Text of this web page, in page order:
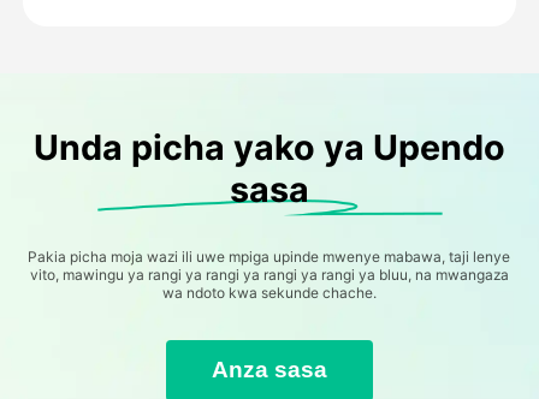
Unda picha yako ya Upendo
sasa
Pakia picha moja wazi ili uwe mpiga upinde mwenye mabawa, taji lenye
vito, mawingu ya rangi ya rangi ya rangi ya rangi ya bluu, na mwangaza
wa ndoto kwa sekunde chache.
Anza sasa